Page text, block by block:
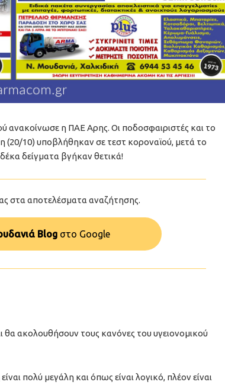
ανακοίνωσε η ΠΑΕ Αρης. Οι ποδοσφαιριστές και το
(20/10) υποβλήθηκαν σε τεστ κοροναϊού, μετά το
δείγματα βγήκαν θετικά!
στα αποτελέσματα αναζήτησης.
Blogστo Google
ακολουθήσουν τους κανόνες του υγειονομικού
πολύ μεγάλη και όπως είναι λογικό, πλέον είναι